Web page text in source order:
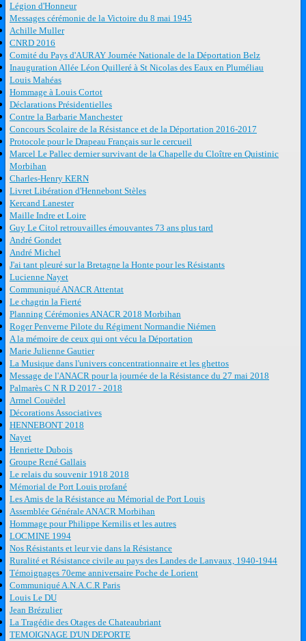
Légion d'Honneur
Messages cérémonie de la Victoire du 8 mai 1945
Achille Muller
CNRD 2016
Comité du Pays d'AURAY Journée Nationale de la Déportation Belz
Inauguration Allée Léon Quilleré à St Nicolas des Eaux en Pluméliau
Louis Mahéas
Hommage à Louis Cortot
Déclarations Présidentielles
Contre la Barbarie Manchester
Concours Scolaire de la Résistance et de la Déportation 2016-2017
Protocole pour le Drapeau Français sur le cercueil
Marcel Le Pallec dernier survivant de la Chapelle du Cloître en Quistinic
Morbihan
Charles-Henry KERN
Livret Libération d'Hennebont Stèles
Kercand Lanester
Maille Indre et Loire
Guy Le Citol retrouvailles émouvantes 73 ans plus tard
André Gondet
André Michel
J'ai tant pleuré sur la Bretagne la Honte pour les Résistants
Lucienne Nayet
Communiqué ANACR Attentat
Le chagrin la Fierté
Planning Cérémonies ANACR 2018 Morbihan
Roger Penverne Pilote du Régiment Normandie Niémen
A la mémoire de ceux qui ont vécu la Déportation
Marie Julienne Gautier
La Musique dans l'univers concentrationnaire et les ghettos
Message de l'ANACR pour la journée de la Résistance du 27 mai 2018
Palmarès C N R D 2017 - 2018
Armel Couëdel
Décorations Associatives
HENNEBONT 2018
Nayet
Henriette Dubois
Groupe René Gallais
Le relais du souvenir 1918 2018
Mémorial de Port Louis profané
Les Amis de la Résistance au Mémorial de Port Louis
Assemblée Générale ANACR Morbihan
Hommage pour Philippe Kernilis et les autres
LOCMINE 1994
Nos Résistants et leur vie dans la Résistance
Ruralité et Résistance civile au pays des Landes de Lanvaux, 1940-1944
Témoignages 70eme anniversaire Poche de Lorient
Communiqué A.N.A.C.R Paris
Louis Le DU
Jean Brézulier
La Tragédie des Otages de Chateaubriant
TEMOIGNAGE D'UN DEPORTE